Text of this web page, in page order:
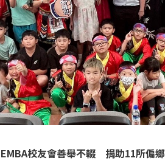
EMBA校友會善舉不輟　捐助11所偏鄉